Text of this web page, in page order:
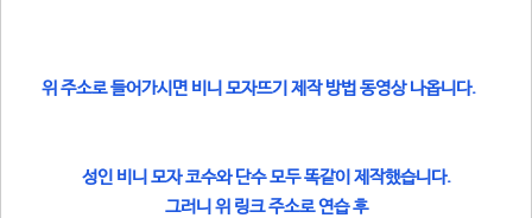
위 주소로 들어가시면 비니 모자뜨기 제작 방법 동영상 나옵니다.
성인 비니 모자 코수와 단수 모두 똑같이 제작했습니다.
그러니 위 링크 주소로 연습 후